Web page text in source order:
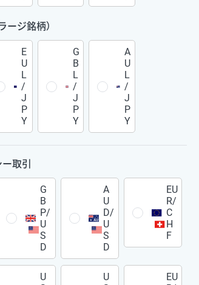
ージ銘柄）
E
U
L
/
J
P
Y
G
B
L
/
J
P
Y
A
U
L
/
J
P
Y
取引
G
B
P/
U
S
D
A
U
D/
U
S
D
EU
R/
C
H
F
U
U
EU